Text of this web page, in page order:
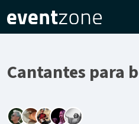
Cantantes para